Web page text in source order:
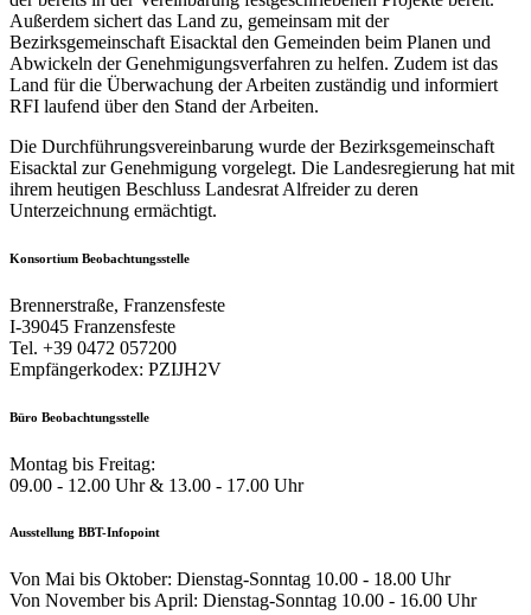
Außerdem sichert das Land zu, gemeinsam mit der
Bezirksgemeinschaft Eisacktal den Gemeinden beim Planen und
Abwickeln der Genehmigungsverfahren zu helfen. Zudem ist das
Land für die Überwachung der Arbeiten zuständig und informiert
RFI laufend über den Stand der Arbeiten.
Die Durchführungsvereinbarung wurde der Bezirksgemeinschaft
Eisacktal zur Genehmigung vorgelegt. Die Landesregierung hat mit
ihrem heutigen Beschluss Landesrat Alfreider zu deren
Unterzeichnung ermächtigt.
Konsortium Beobachtungsstelle
Brennerstraße, Franzensfeste
I-39045 Franzensfeste
Tel. +39 0472 057200
Empfängerkodex: PZIJH2V
Büro Beobachtungsstelle
Montag bis Freitag:
09.00 - 12.00 Uhr & 13.00 - 17.00 Uhr
Ausstellung BBT-Infopoint
Von Mai bis Oktober: Dienstag-Sonntag 10.00 - 18.00 Uhr
Von November bis April: Dienstag-Sonntag 10.00 - 16.00 Uhr